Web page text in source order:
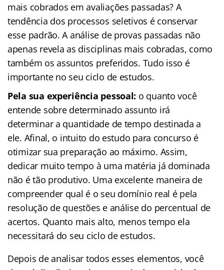
mais cobrados em avaliações passadas? A
tendência dos processos seletivos é conservar
esse padrão. A análise de provas passadas não
apenas revela as disciplinas mais cobradas, como
também os assuntos preferidos. Tudo isso é
importante no seu ciclo de estudos.
Pela sua experiência pessoal: o quanto você
entende sobre determinado assunto irá
determinar a quantidade de tempo destinada a
ele. Afinal, o intuito do estudo para concurso é
otimizar sua preparação ao máximo. Assim,
dedicar muito tempo à uma matéria já dominada
não é tão produtivo. Uma excelente maneira de
compreender qual é o seu domínio real é pela
resolução de questões e análise do percentual de
acertos. Quanto mais alto, menos tempo ela
necessitará do seu ciclo de estudos.
Depois de analisar todos esses elementos, você